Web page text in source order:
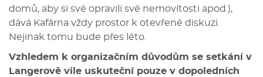
domů, aby si své opravili své nemovitosti apod.),
dává Kafárna vždy prostor k otevřené diskuzi.
Nejinak tomu bude přes léto.
Vzhledem k organizačním důvodům se setkání v
Langerově vile uskuteční pouze v dopoledních